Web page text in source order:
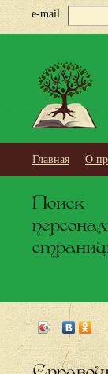
e-mail
Главная О
Поиск